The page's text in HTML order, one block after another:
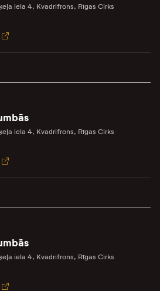
iela 4, Kvadrifrons, Rīgas Cirks
iela 4, Kvadrifrons, Rīgas Cirks
iela 4, Kvadrifrons, Rīgas Cirks